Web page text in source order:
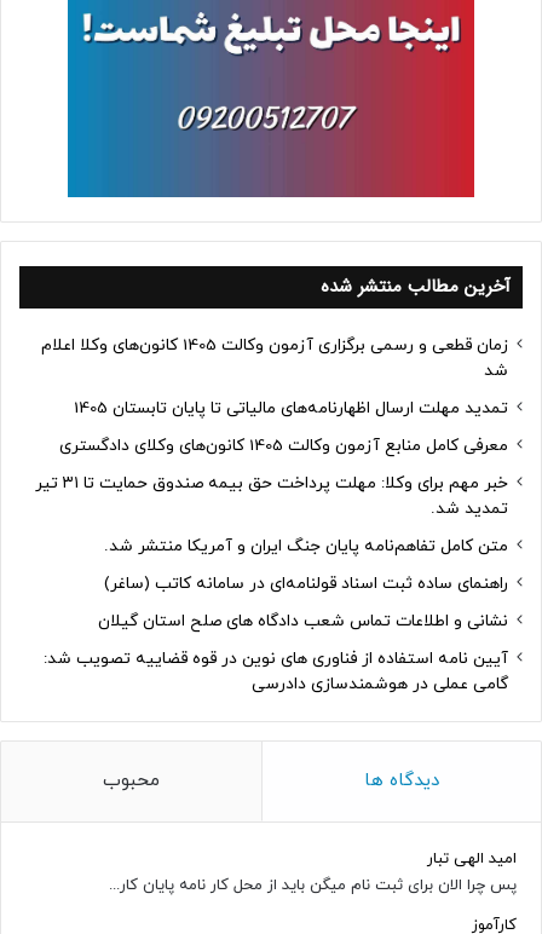
آخرین مطالب منتشر شده
زمان قطعی و رسمی برگزاری آزمون وکالت 1405 کانون‌های وکلا اعلام
شد
تمدید مهلت ارسال اظهارنامه‌های مالیاتی تا پایان تابستان 1405
معرفی کامل منابع آزمون وکالت 1405 کانون‌های وکلای دادگستری
خبر مهم برای وکلا: مهلت پرداخت حق بیمه صندوق حمایت تا ۳۱ تیر
تمدید شد.
متن کامل تفاهم‌نامه پایان جنگ ایران و آمریکا منتشر شد.
راهنمای ساده ثبت اسناد قولنامه‌ای در سامانه کاتب (ساغر)
نشانی و اطلاعات تماس شعب دادگاه های صلح استان گیلان
آیین نامه استفاده از فناوری های نوین در قوه قضاییه تصویب شد:
گامی عملی در هوشمندسازی دادرسی
دیدگاه ها محبوب
امید الهی تبار
پس چرا الان برای ثبت نام میگن باید از محل کار نامه پایان کار...
کارآموز